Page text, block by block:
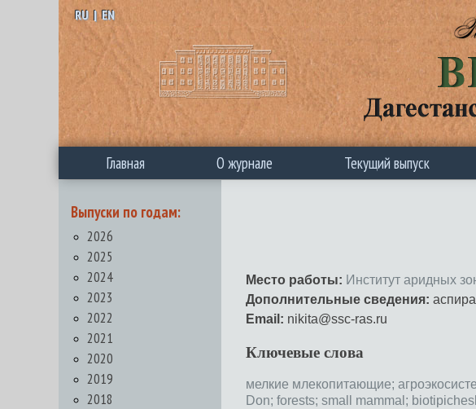
RU | EN
Главная О журнале Текущий выпуск
Выпуски по годам:
2026
2025
2024
2023
2022
2021
2020
2019
2018
Место работы: Институт аридных
Дополнительные сведения:
Email: nikita@ssc-ras.ru
Ключевые слова
мелкие млекопитающие;
Don; forests; small mammal;